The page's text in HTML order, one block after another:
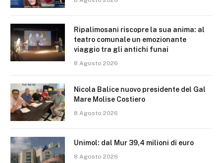
Ripalimosani riscopre la sua anima: al
teatro comunale un emozionante
viaggio tra gli antichi funai
8 Agosto 2026
Nicola Balice nuovo presidente del Gal
Mare Molise Costiero
8 Agosto 2026
Unimol: dal Mur 39,4 milioni di euro
8 Agosto 2026